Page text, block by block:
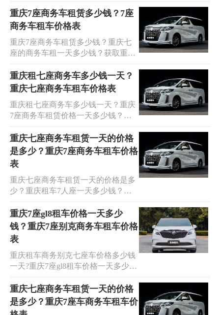
商务车租赁:丰田埃尔法、考斯特、奔
驰V26、唯雅诺、威庭，江淮瑞丰，
华晨金杯，豪华款别克商务，经典款
别克商务。
安润租车,商务车租车平台,您身边的
出行专家!我们提供车型齐全/价格便
座商务车长短租赁、飞机场点对点接
送、商务考察、旅游包车、公司班
庆7座车商务车租车价格表,七座商务
车租赁:丰田埃尔法、考斯特、奔驰
V26、唯雅诺、威庭/豪华款别克商
务，经典款别克商务， 24 小时租车
预定和问讯接待，简便快捷，送车上
重庆7座商务车租赁多少钱？7座
商务车租车价格表
重庆7座商务车租赁多少钱？重庆七
座的商务车租一天多少钱？获取重庆
车,租车平台作为商务车领域的专家，
为客户提供经济实惠的MPV商务车租
车的长短租车、机场接送、商务考
察、旅游包车、公司班车和婚庆用车
商务车的价格表。提供的车型包括丰
田埃尔法、考斯特、奔驰V26、唯雅
诺、威庭/豪华款别克商务和经典款别
和咨询接待服务，方便快捷，还提供
送车上门、上门收车等配套服务。
重庆租七座商务车多少钱一天？
重庆七座商务车租车价格表
重庆租七座商务车多少钱一天？重庆
7座商务车租赁价格一天多少钱？获
表，欢迎光临安润租车，我们提供重
庆MPV商务车租车服务，价格实惠。
无论是在重庆预订7座商务车进行长
短租车、机场点对点接送、商务考
察、旅游包车，还是婚庆用车，我们
都愿意成为您身边的出行专家。请查
车型包括丰田埃尔法、考斯特、奔驰
V26、唯雅诺、威庭/豪华款别克商务
和经典款别克商务。我们提供24小时
租车预订和咨询接待，方便快捷，并
可提供上门送车和取车等服务。
重庆七座商务车租赁一天的价格
是多少？重庆7座商务车租车价格
表
重庆七座商务车租赁一天的价格是多
少？重庆租车7人座一天多少钱？欢
MPV商务车租车服务，价格实惠。无
论是在重庆预订7座商务车进行长短
租车、机场点对点接送、商务考察、
旅游包车、公司班车，还是婚庆用
车，我们都愿意成为您身边的出行专
家。请查看七座商务车租赁价格表，
奔驰V26、唯雅诺、威庭/豪华款别克
商务和经典款别克商务。我们提供24
小时租车预订和咨询接待，方便快
重庆7座gl8租车价格一天多少
钱？重庆7座别克商务车租车价格
表
重庆租车商务别克七座车价格多少钱
一天?重庆7座gl8租车价格一天多少
格表欢迎到安润租车,别克商务车出租
平台,您身边的出行专家!我们提供车
型齐全/价格便宜的MPV商务车租车
重庆七座商务车租赁一天的价格
是多少？重庆7座车商务车租车价